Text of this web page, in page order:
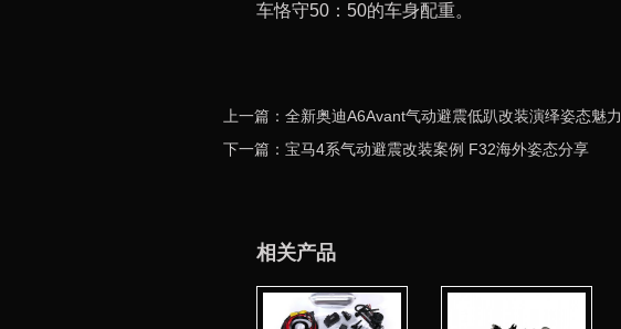
车恪守50：50的车身配重。
上一篇：全新奥迪A6Avant气动避震低趴改装演绎姿态魅力
下一篇：宝马4系气动避震改装案例 F32海外姿态分享
相关产品